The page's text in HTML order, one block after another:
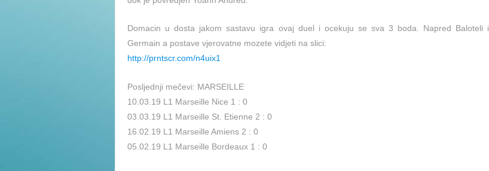
Domacin u dosta jakom sastavu igra ovaj duel i ocekuju se sva 3 boda. Napred Baloteli i
Germain a postave vjerovatne mozete vidjeti na slici:
http://prntscr.com/n4uix1
Posljednji mečevi: MARSEILLE
10.03.19 L1 Marseille Nice 1 : 0
03.03.19 L1 Marseille St. Etienne 2 : 0
16.02.19 L1 Marseille Amiens 2 : 0
05.02.19 L1 Marseille Bordeaux 1 : 0